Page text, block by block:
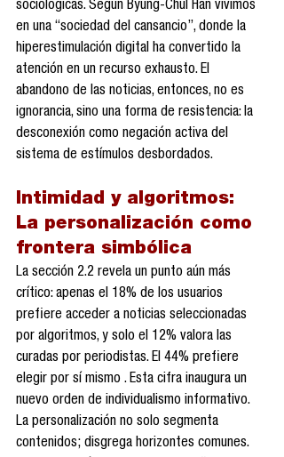
sociológicas. Según Byung-Chul Han vivimos
en una “sociedad del cansancio”, donde la
hiperestimulación digital ha convertido la
atención en un recurso exhausto. El
abandono de las noticias, entonces, no es
ignorancia, sino una forma de resistencia: la
desconexión como negación activa del
sistema de estímulos desbordados.
Intimidad y algoritmos:
La personalización como
frontera simbólica
La sección 2.2 revela un punto aún más
crítico: apenas el 18% de los usuarios
prefiere acceder a noticias seleccionadas
por algoritmos, y solo el 12% valora las
curadas por periodistas. El 44% prefiere
elegir por sí mismo . Esta cifra inaugura un
nuevo orden de individualismo informativo.
La personalización no solo segmenta
contenidos; disgrega horizontes comunes.